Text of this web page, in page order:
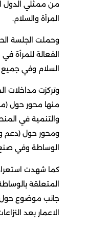
من ممثلي الدول
المرأة والسلام.
وحملت الجلسة
الفعالة للمرأة
السلام وفي جميع
وتركزت مداخلات
منها محور حول
والتنمية في
ومحور حول (دعم
الوساطة وفي
كما شهدت
المتعلقة
جانب موضوع حول
الاعمار بعد